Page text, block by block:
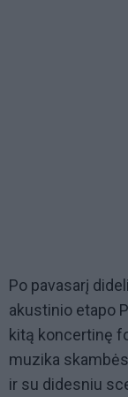
Po pavasarį
akustinio etapo
kitą koncertinę
muzika
ir su didesniu